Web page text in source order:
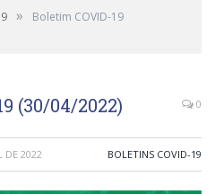
»
Boletim COVID-19
(30/04/2022) 0
DE 2022 BOLETINS COVID-19